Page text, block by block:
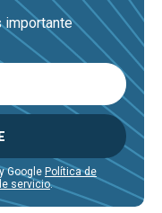
importante
Google Política de
servicio.